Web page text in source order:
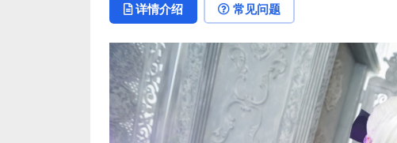
详情介绍 常见问题